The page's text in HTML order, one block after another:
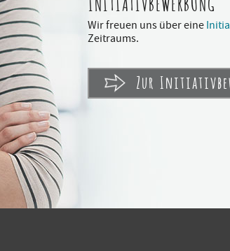
Wir freuen uns über eine
Zeitraums.
Zur